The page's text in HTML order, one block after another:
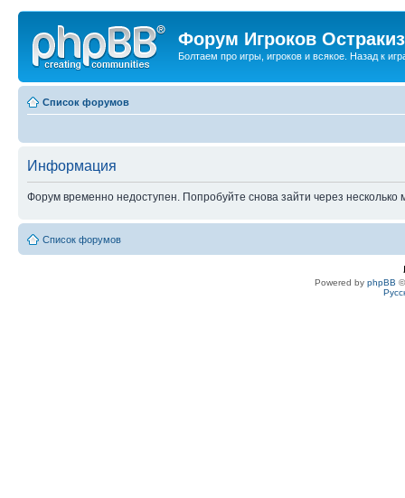
Форум Игроков
Болтаем про игры, игроков и всякое. Назад к
Список форумов
Информация
Форум временно недоступен. Попробуйте снова зайти через несколько
Список форумов
Powered by phpBB